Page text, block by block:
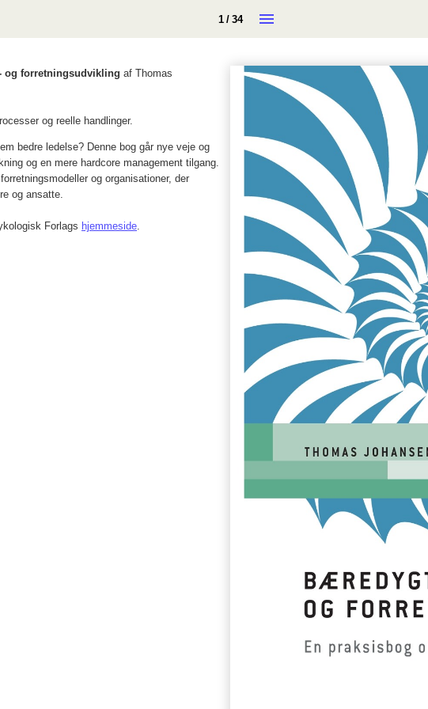
1 / 34
og forretningsudvikling af Thomas
og reelle handlinger.
bedre ledelse? Denne bog går nye veje og
og en mere hardcore management tilgang.
og organisationer, der
og ansatte.
Forlags hjemmeside